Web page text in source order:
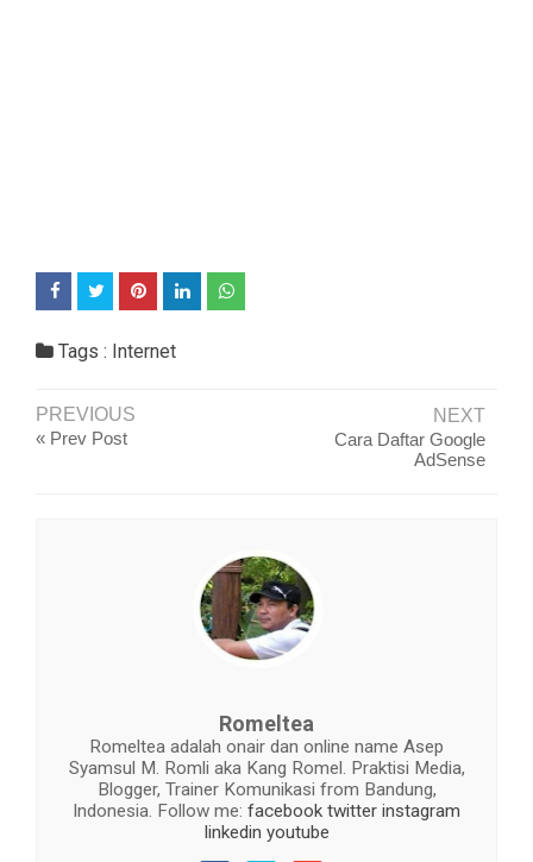
Tags : Internet
PREVIOUS
« Prev Post
NEXT
Cara Daftar Google
AdSense
Romeltea
Romeltea adalah onair dan online name Asep
Syamsul M. Romli aka Kang Romel. Praktisi Media,
Blogger, Trainer Komunikasi from Bandung,
Indonesia. Follow me: facebook twitter instagram
linkedin youtube